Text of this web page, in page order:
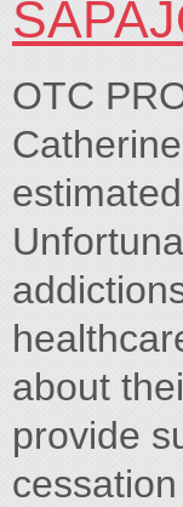
OTC
about
provide